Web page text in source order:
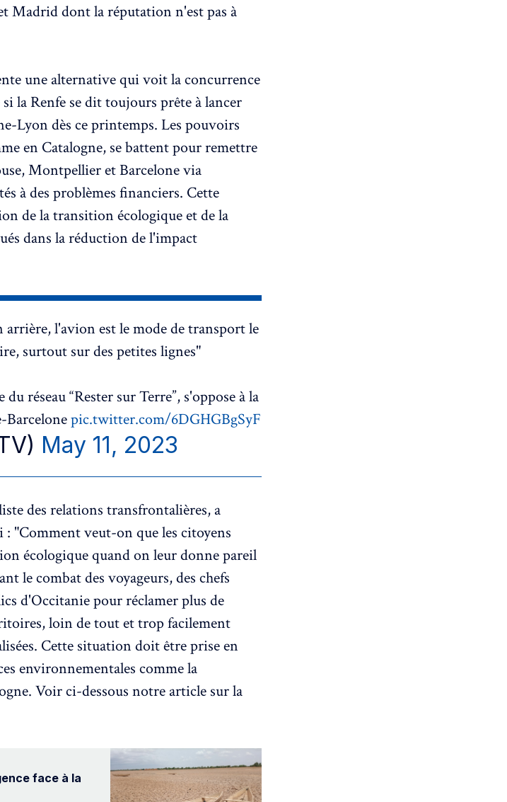
Madrid dont la réputation n'est pas à
une alternative qui voit la concurrence
la Renfe se dit toujours prête à lancer
Lyon dès ce printemps. Les pouvoirs
en Catalogne, se battent pour remettre
Montpellier et Barcelone via
à des problèmes financiers. Cette
de la transition écologique et de la
dans la réduction de l'impact
l'avion est le mode de transport le
surtout sur des petites lignes"
réseau “Rester sur Terre”, s'oppose à la
Barcelonepic.twitter.com/6DGHGBgSyF
May 11, 2023
des relations transfrontalières, a
: "Comment veut-on que les citoyens
écologique quand on leur donne pareil
le combat des voyageurs, des chefs
d'Occitanie pour réclamer plus de
loin de tout et trop facilement
Cette situation doit être prise en
environnementales comme la
Voir ci-dessous notre article sur la
face à la